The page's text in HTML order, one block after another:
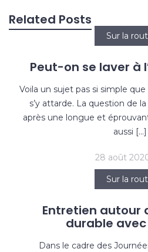
Related Posts
Sur la
Peut-on se laver à
Voila un sujet pas si simple
s’y attarde. La question de
après une longue et
aussi […]
28 août
Sur la
Entretien autour
durable avec
Dans le cadre des